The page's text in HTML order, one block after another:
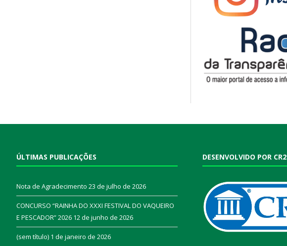
ÚLTIMAS PUBLICAÇÕES
Nota de Agradecimento 23 de julho de 2026
CONCURSO “RAINHA DO XXXI FESTIVAL DO VAQUEIRO
E PESCADOR” 2026 12 de junho de 2026
(sem título) 1 de janeiro de 2026
DESENVOLVIDO POR CR2